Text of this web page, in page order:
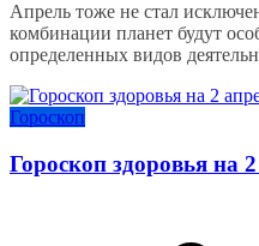
Апрель тоже не стал
комбинации планет будут
определенных видов
Гороскоп
Гороскоп здоровья на